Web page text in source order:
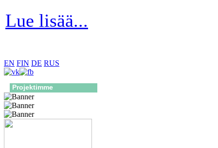
Lue lisää...
EN FIN DE RUS
Projektimme